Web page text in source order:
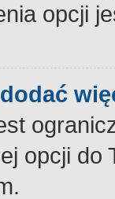
opcji
opcji